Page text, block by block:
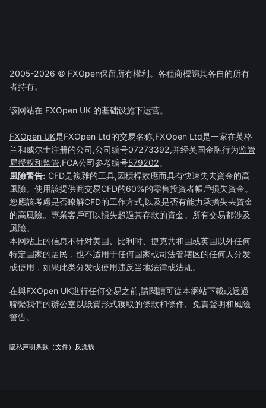
2005-2026 © FXOpen保留所有權利。各種商標歸其各自的所有
者持有。
该网站在 FXOpen UK 的基础设施下运营。
FXOpen UK是FXOpen Ltd的交易名称,FXOpen Ltd是一家在英格
兰和威尔士注册的公司,公司编号07273392,并经英国金融行为监管
局授权和监管,FCA公司参考编号579202。
風險警告: CFD是複雜的工具,因槓桿效應而具有快速失去資金的高
風險。使用該提供商交易CFD的60%的零售投資者帳戶損失資金。
您應該考慮是否瞭解CFD的工作方式,以及是否有能力承擔失去資金
的高風險。專業客戶可以損失超過其存款的資金。所有交易都涉及
風險。
本网站上的信息不针对美国、比利时、捷克共和国或英国以外任何
特定国家的居民，也不适用于任何国家或司法管辖区的任何人分发
或使用，如果此类分发或使用违反当地法律或法规。
在與FXOpen UK進行任何交易之前,請閱讀可從本網站下載或透過
聯繫我們的辦公室以紙質形式獲取的條款和條件
免責聲明和風險
警告。
隐私声明条款（文件） 反洗钱